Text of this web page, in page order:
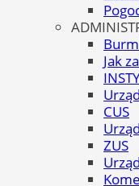
Jak
CUS
ZUS